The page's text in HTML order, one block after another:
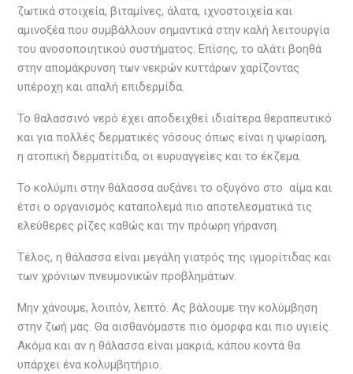
ζωτικά στοιχεία, βιταμίνες, άλατα, ιχνοστοιχεία και
αμινοξέα που συμβάλλουν σημαντικά στην καλή λειτουργία
του ανοσοποιητικού συστήματος. Επίσης, το αλάτι βοηθά
στην απομάκρυνση των νεκρών κυττάρων χαρίζοντας
υπέροχη και απαλή επιδερμίδα.
Το θαλασσινό νερό έχει αποδειχθεί ιδιαίτερα θεραπευτικό
και για πολλές δερματικές νόσους όπως είναι η ψωρίαση,
η ατοπική δερματίτιδα, οι ευρυαγγείες και το έκζεμα.
Το κολύμπι στην θάλασσα αυξάνει το οξυγόνο στο αίμα και
έτσι ο οργανισμός καταπολεμά πιο αποτελεσματικά τις
ελεύθερες ρίζες καθώς και την πρόωρη γήρανση.
Τέλος, η θάλασσα είναι μεγάλη γιατρός της ιγμορίτιδας και
των χρόνιων πνευμονικών προβλημάτων.
Μην χάνουμε, λοιπόν, λεπτό. Ας βάλουμε την κολύμβηση
στην ζωή μας. Θα αισθανόμαστε πιο όμορφα και πιο υγιείς.
Ακόμα και αν η θάλασσα είναι μακριά, κάπου κοντά θα
υπάρχει ένα κολυμβητήριο.